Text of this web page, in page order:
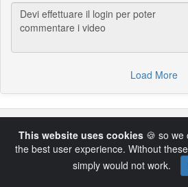
Load More
This website uses cookies🍪 so we
the best user experience. Without
simply would not work.